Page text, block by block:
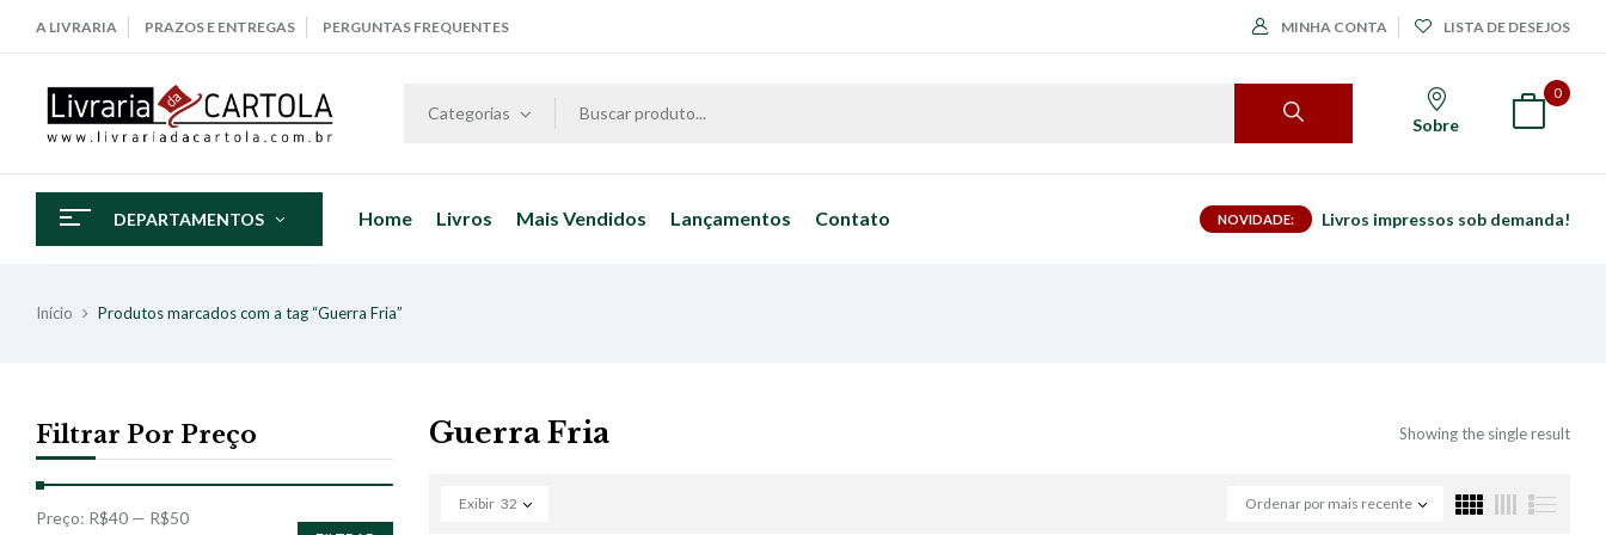
A LIVRARIA PRAZOS E ENTREGAS PERGUNTAS FREQUENTES MINHA CONTA LISTA DE DESEJOS
Categorias
Sobre
0
DEPARTAMENTOS Home Livros Mais Vendidos Lançamentos Contato NOVIDADE: Livros impressos sob demanda!
Início Produtos marcados com a tag “Guerra Fria”
Filtrar Por Preço
Preço: R$40 — R$50
Guerra Fria Showing the single result
Ordenar por mais recente
Exibir 32